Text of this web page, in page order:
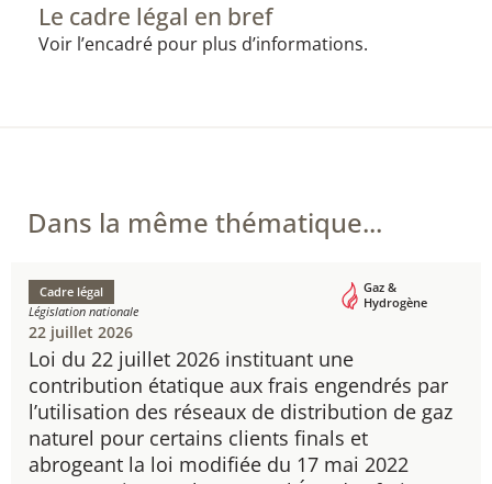
Le cadre légal en bref
Voir l’encadré pour plus d’informations.
Dans la même thématique...
Loi du 22 juillet 2026 instituant une
contribution étatique aux frais engendrés par
l’utilisation des réseaux de distribution de gaz
naturel pour certains clients finals et
abrogeant la loi modifiée du 17 mai 2022
Cadre légal
Législation nationale
Gaz &
Hydrogène
22 juillet 2026